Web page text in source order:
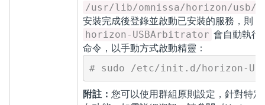
/usr/lib/omnissa/horizon/usb/
安裝完成後登錄並啟動已安裝的服務，則
horizon-USBArbitrator 會自動執行
命令，以手動方式啟動精靈：
# sudo /etc/init.d/horizon-
附註： 您可以使用群組原則設定，針對特定